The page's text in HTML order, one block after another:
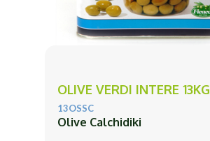
OLIVE VERDI INTERE 13KG
13OSSC
Olive Calchidiki